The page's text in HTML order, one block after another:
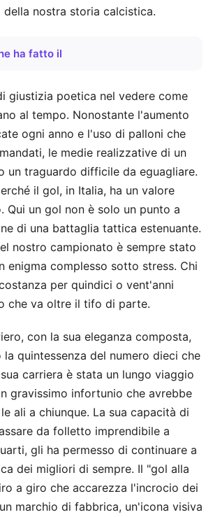
della nostra storia calcistica.
ha fatto il
giustizia poetica nel vedere come
al tempo. Nonostante l'aumento
ogni anno e l'uso di palloni che
le medie realizzative di un
un traguardo difficile da eguagliare.
il gol, in Italia, ha un valore
Qui un gol non è solo un punto a
di una battaglia tattica estenuante.
nostro campionato è sempre stato
enigma complesso sotto stress. Chi
per quindici o vent'anni
che va oltre il tifo di parte.
con la sua eleganza composta,
la quintessenza del numero dieci che
carriera è stata un lungo viaggio
gravissimo infortunio che avrebbe
ali a chiunque. La sua capacità di
da folletto imprendibile a
gli ha permesso di continuare a
dei migliori di sempre. Il "gol alla
a giro che accarezza l'incrocio dei
marchio di fabbrica, un'icona visiva